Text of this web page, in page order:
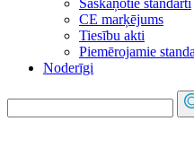
Saskaņotie standarti
CE marķējums
Tiesību akti
Piemērojamie
Noderīgi